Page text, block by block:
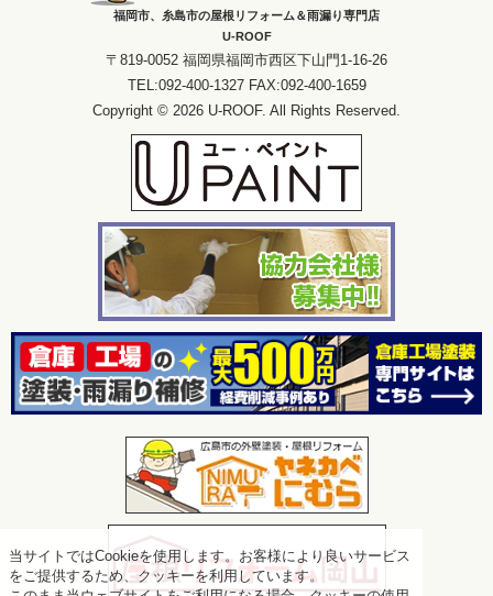
当サイトではCookieを使用します。お客様により良いサービス
をご提供するため、クッキーを利用しています。
福岡市、糸島市の屋根リフォーム＆雨漏り専門店
U-ROOF
〒819-0052 福岡県福岡市西区下山門1-16-26
TEL:092-400-1327 FAX:092-400-1659
Copyright © 2026 U-ROOF. All Rights Reserved.